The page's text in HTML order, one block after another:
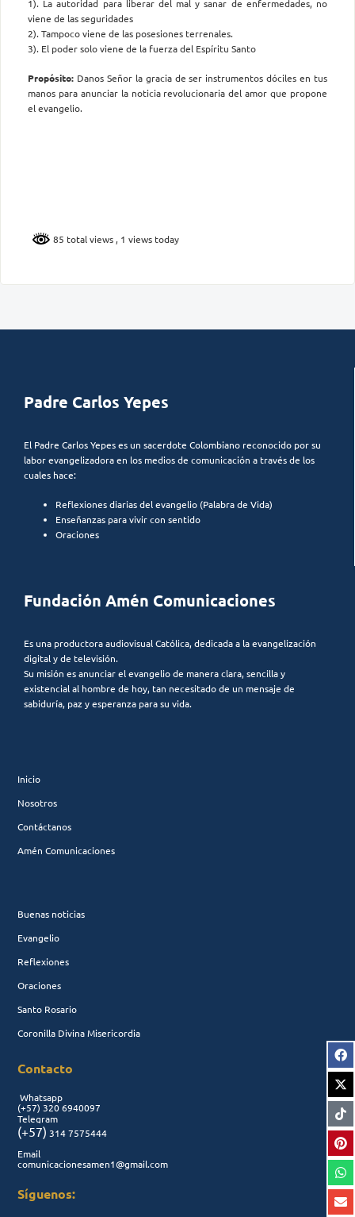
1). La autoridad para liberar del mal y sanar de enfermedades, no
viene de las seguridades
2). Tampoco viene de las posesiones terrenales.
3). El poder solo viene de la fuerza del Espíritu Santo
Propósito: Danos Señor la gracia de ser instrumentos dóciles en tus
manos para anunciar la noticia revolucionaria del amor que propone
el evangelio.
85 total views , 1 views today
Padre Carlos Yepes
El Padre Carlos Yepes es un sacerdote Colombiano reconocido por su
labor evangelizadora en los medios de comunicación a través de los
cuales hace:
Reflexiones diarias del evangelio (Palabra de Vida)
Enseñanzas para vivir con sentido
Oraciones
Fundación Amén Comunicaciones
Es una productora audiovisual Católica, dedicada a la evangelización
digital y de televisión.
Su misión es anunciar el evangelio de manera clara, sencilla y
existencial al hombre de hoy, tan necesitado de un mensaje de
sabiduría, paz y esperanza para su vida.
Inicio
Nosotros
Contáctanos
Amén Comunicaciones
Buenas noticias
Evangelio
Reflexiones
Oraciones
Santo Rosario
Coronilla Divina Misericordia
Contacto
Whatsapp
(+57) 320 6940097
Telegram
(+57) 314 7575444
Email
comunicacionesamen1@gmail.com
Síguenos: